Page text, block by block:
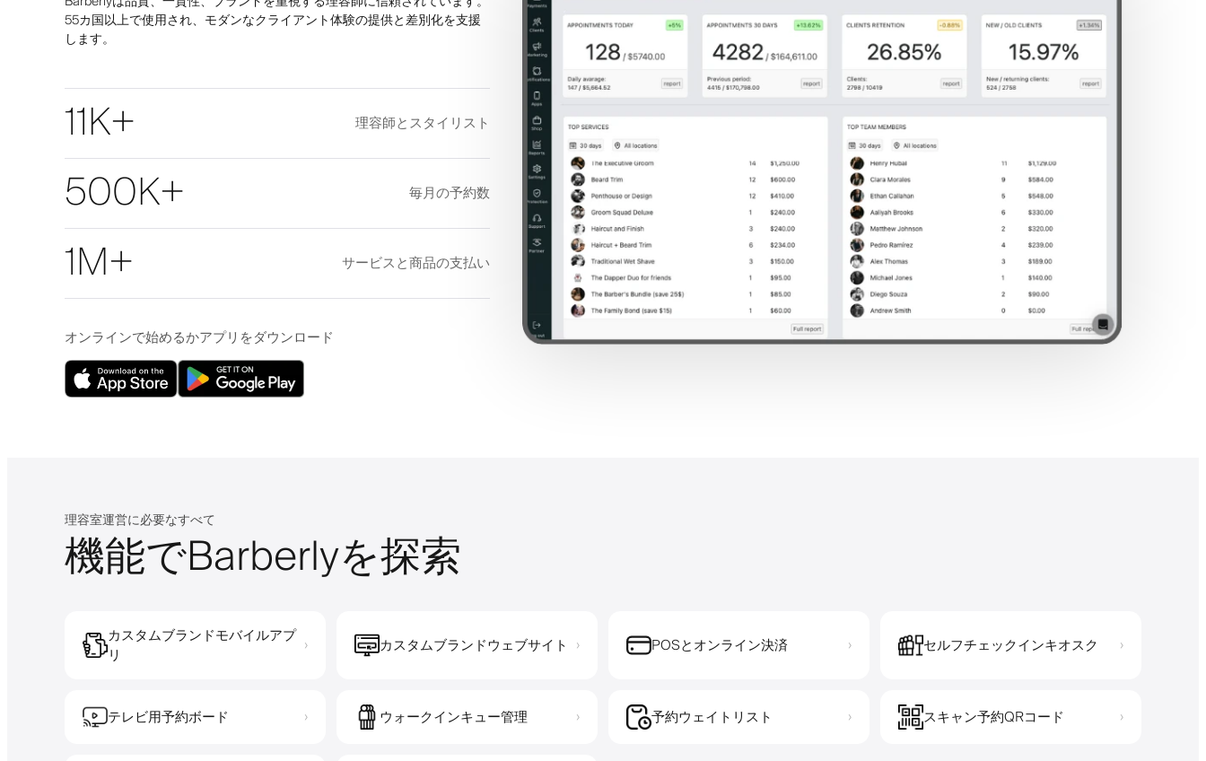
55カ国以上で使用され、モダンなクライアント体験の提供と差別化を支援
します。
11K+ 理容師とスタイリスト
500K+ 毎月の予約数
1M+ サービスと商品の支払い
オンラインで始めるかアプリをダウンロード
理容室運営に必要なすべて
機能でBarberlyを探索
カスタムブランドモバイルアプ
リ
› カスタムブランドウェブサイト › POSとオンライン決済 › セルフチェックインキオスク ›
テレビ用予約ボード › ウォークインキュー管理 › 予約ウェイトリスト › スキャン予約QRコード ›